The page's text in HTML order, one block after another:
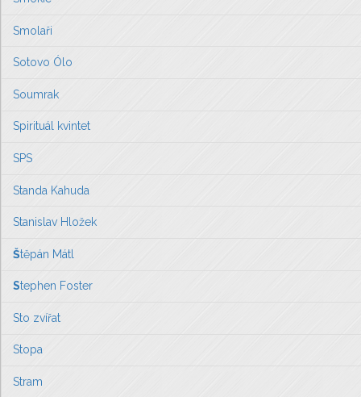
Smolaři
Sotovo Ólo
Soumrak
Spirituál kvintet
SPS
Standa Kahuda
Stanislav Hložek
Štěpán Mátl
Stephen Foster
Sto zvířat
Stopa
Stram